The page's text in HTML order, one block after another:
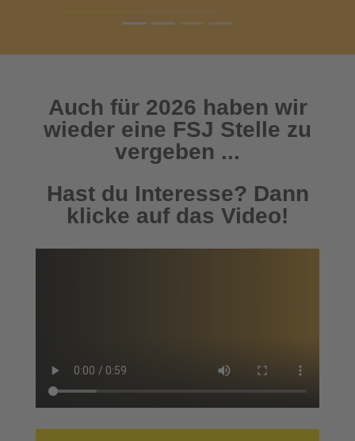
Auch für 2026 haben wir
wieder eine FSJ Stelle zu
vergeben ...
Hast du Interesse? Dann
klicke auf das Video!